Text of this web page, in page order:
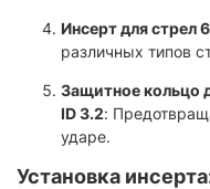
Инсерт для стрел
различных типов
Защитное кольцо
ID 3.2:
ударе.
Установка